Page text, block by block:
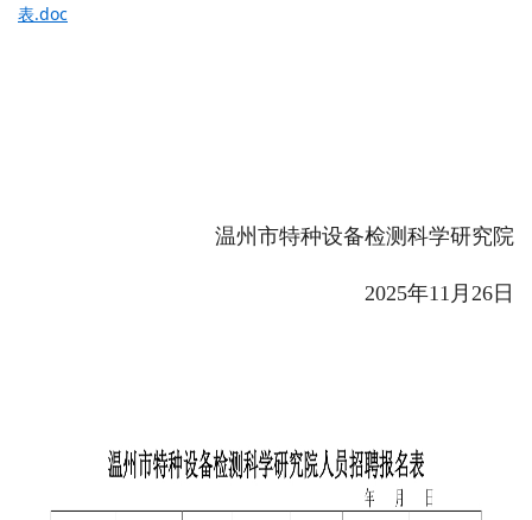
表.doc
温州市特种设备检测科学研究院
2025年11月26日